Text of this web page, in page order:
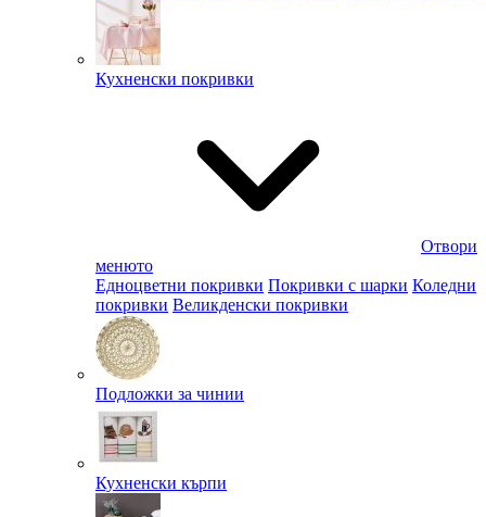
Кухненски покривки
Отвори
менюто
Едноцветни покривки Покривки с шарки Коледни
покривки Великденски покривки
Подложки за чинии
Кухненски кърпи